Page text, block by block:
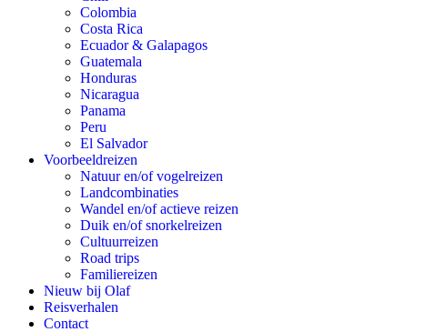
Colombia
Costa Rica
Ecuador & Galapagos
Guatemala
Honduras
Nicaragua
Panama
Peru
El Salvador
Voorbeeldreizen
Natuur en/of vogelreizen
Landcombinaties
Wandel en/of actieve reizen
Duik en/of snorkelreizen
Cultuurreizen
Road trips
Familiereizen
Nieuw bij Olaf
Reisverhalen
Contact